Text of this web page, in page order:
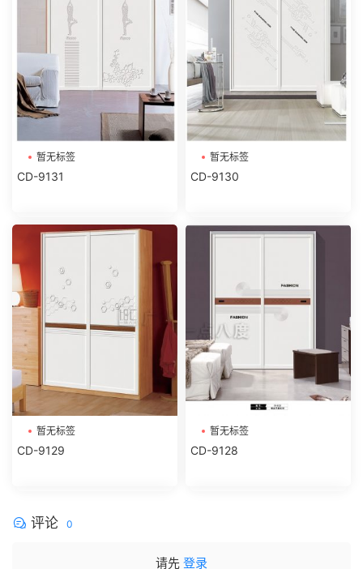
暂无标签
CD-9131
暂无标签
CD-9130
暂无标签
CD-9129
暂无标签
CD-9128
评论 0
请先 登录